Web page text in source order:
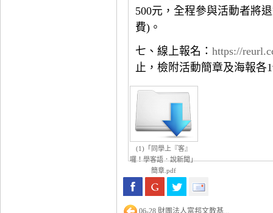
500元，全程參與活動者將
費)。
七、線上報名：https://
止，檢附活動簡章及海報各
(1)「同學上『客』
囉！學客語．說新聞」
簡章.pdf
06-28 財團法人富邦文教基...